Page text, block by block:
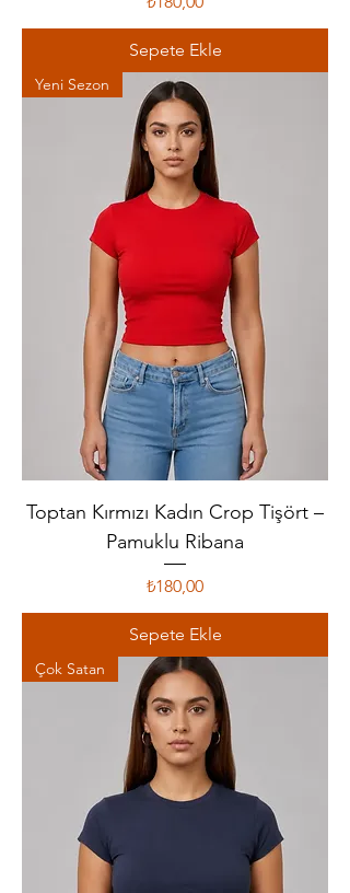
Sepete Ekle
Yeni Sezon
Toptan Kırmızı Kadın Crop Tişört –
Pamuklu Ribana
Fiyat
₺180,00
Sepete Ekle
Çok Satan